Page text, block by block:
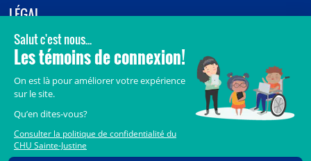
LÉGAL
© 2006-2026CHU Sainte-Justine.
Tous droits réservés.
Crédits
Accès aux documents des organismes publics